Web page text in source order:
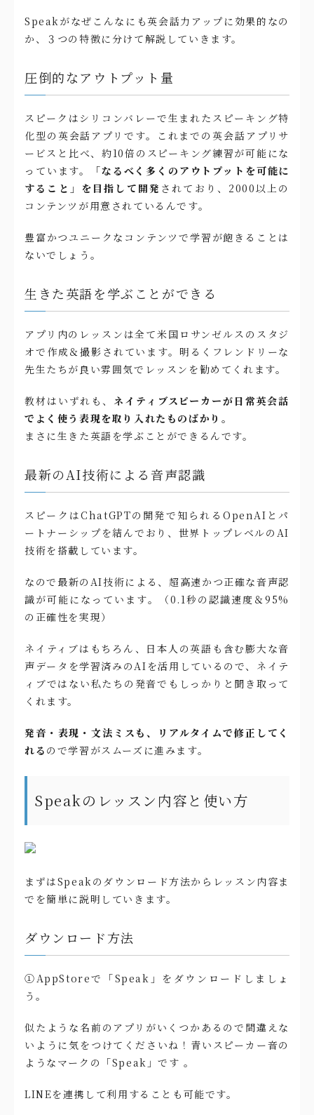
Speakがなぜこんなにも英会話力アップに効果的なの
か、３つの特徴に分けて解説していきます。
圧倒的なアウトプット量
スピークはシリコンバレーで生まれたスピーキング特
化型の英会話アプリです。これまでの英会話アプリサ
ービスと比べ、約10倍のスピーキング練習が可能にな
っています。
「なるべく多くのアウトプットを可能に
すること」を目指して開発 されており、2000以上の
コンテンツが用意されているんです。
豊富かつユニークなコンテンツで学習が飽きることは
ないでしょう。
生きた英語を学ぶことができる
アプリ内のレッスンは全て米国ロサンゼルスのスタジ
オで作成＆撮影されています。明るくフレンドリーな
先生たちが良い雰囲気でレッスンを勧めてくれます。
教材はいずれも、 ネイティブスピーカーが日常英会話
でよく使う表現を取り入れたものばかり。
まさに生きた英語を学ぶことができるんです。
最新のAI技術による音声認識
スピークはChatGPTの開発で知られるOpenAIとパ
ートナーシップを結んでおり、世界トップレベルのAI
技術を搭載しています。
なので最新のAI技術による、超高速かつ正確な音声認
識が可能になっています。（0.1秒の認識速度＆95%
の正確性を実現）
ネイティブはもちろん、日本人の英語も含む膨大な音
声データを学習済みのAIを活用しているので、ネイテ
ィブではない私たちの発音でもしっかりと聞き取って
くれます。
発音・表現・文法ミスも、リアルタイムで修正してく
れる ので学習がスムーズに進みます。
Speakのレッスン内容と使い方
まずはSpeakのダウンロード方法からレッスン内容ま
でを簡単に説明していきます。
ダウンロード方法
①AppStoreで「Speak」をダウンロードしましょ
う。
似たような名前のアプリがいくつかあるので間違えな
いように気をつけてくださいね！青いスピーカー音の
ようなマークの「Speak」です 。
LINEを連携して利用することも可能です。